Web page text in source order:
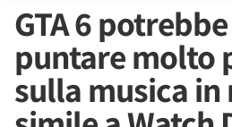
GTA 6 potrebbe
puntare molto
sulla musica in